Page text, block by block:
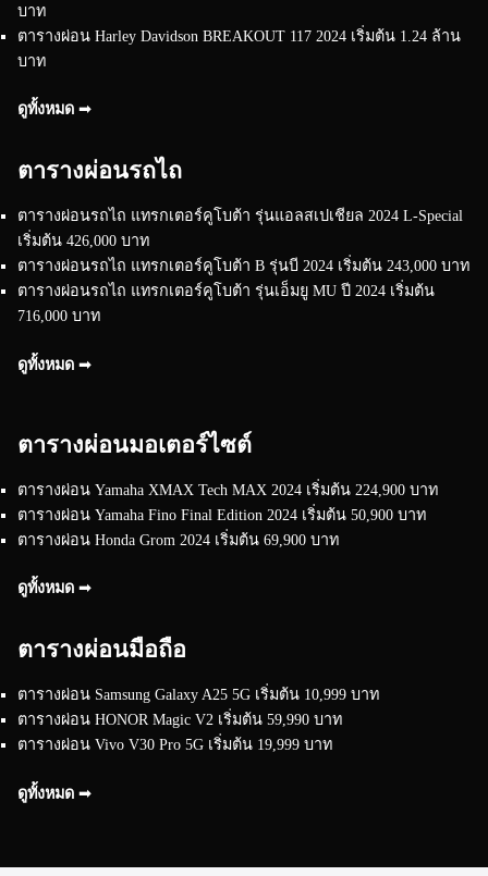
บาท
ตารางผ่อน Harley Davidson BREAKOUT 117 2024 เริ่มต้น 1.24 ล้าน
บาท
ดูทั้งหมด ➟
ตารางผ่อนรถไถ
ตารางผ่อนรถไถ แทรกเตอร์คูโบต้า รุ่นแอลสเปเชียล 2024 L-Special
เริ่มต้น 426,000 บาท
ตารางผ่อนรถไถ แทรกเตอร์คูโบต้า B รุ่นบี 2024 เริ่มต้น 243,000 บาท
ตารางผ่อนรถไถ แทรกเตอร์คูโบต้า รุ่นเอ็มยู MU ปี 2024 เริ่มต้น
716,000 บาท
ดูทั้งหมด ➟
ตารางผ่อนมอเตอร์ไซต์
ตารางผ่อน Yamaha XMAX Tech MAX 2024 เริ่มต้น 224,900 บาท
ตารางผ่อน Yamaha Fino Final Edition 2024 เริ่มต้น 50,900 บาท
ตารางผ่อน Honda Grom 2024 เริ่มต้น 69,900 บาท
ดูทั้งหมด ➟
ตารางผ่อนมือถือ
ตารางผ่อน Samsung Galaxy A25 5G เริ่มต้น 10,999 บาท
ตารางผ่อน HONOR Magic V2 เริ่มต้น 59,990 บาท
ตารางผ่อน Vivo V30 Pro 5G เริ่มต้น 19,999 บาท
ดูทั้งหมด ➟